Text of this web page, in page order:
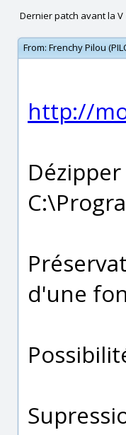
Dernier patch avant la V
From: Frenchy Pilou
http://
d'une